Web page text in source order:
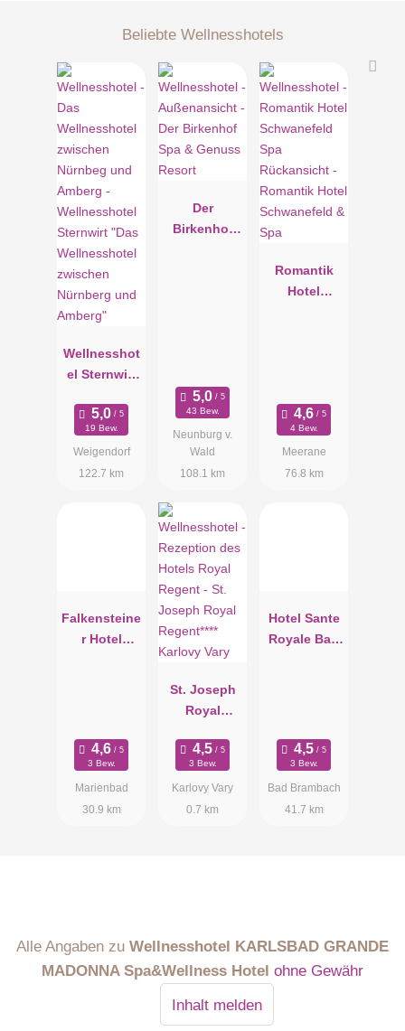
Beliebte Wellnesshotels
Wellnesshot
el Sternwirt
Wellnesshot
el zwischen
Nürnberg
und
19 Bew.
Weigendorf
122.7 km
Der
Birkenhof
43 Bew.
Neunburg v.
Wald
108.1 km
Romantik
Hotel
4 Bew.
Meerane
76.8 km
Falkensteine
r Hotel
3 Bew.
Marienbad
30.9 km
St. Joseph
Royal
Karlovy Vary
3 Bew.
Karlovy Vary
0.7 km
Hotel Sante
Royale Bad
3 Bew.
Bad Brambach
41.7 km
Alle Angaben zu Wellnesshotel KARLSBAD GRANDE
MADONNA Spa&Wellness Hotel ohne Gewähr
Inhalt melden